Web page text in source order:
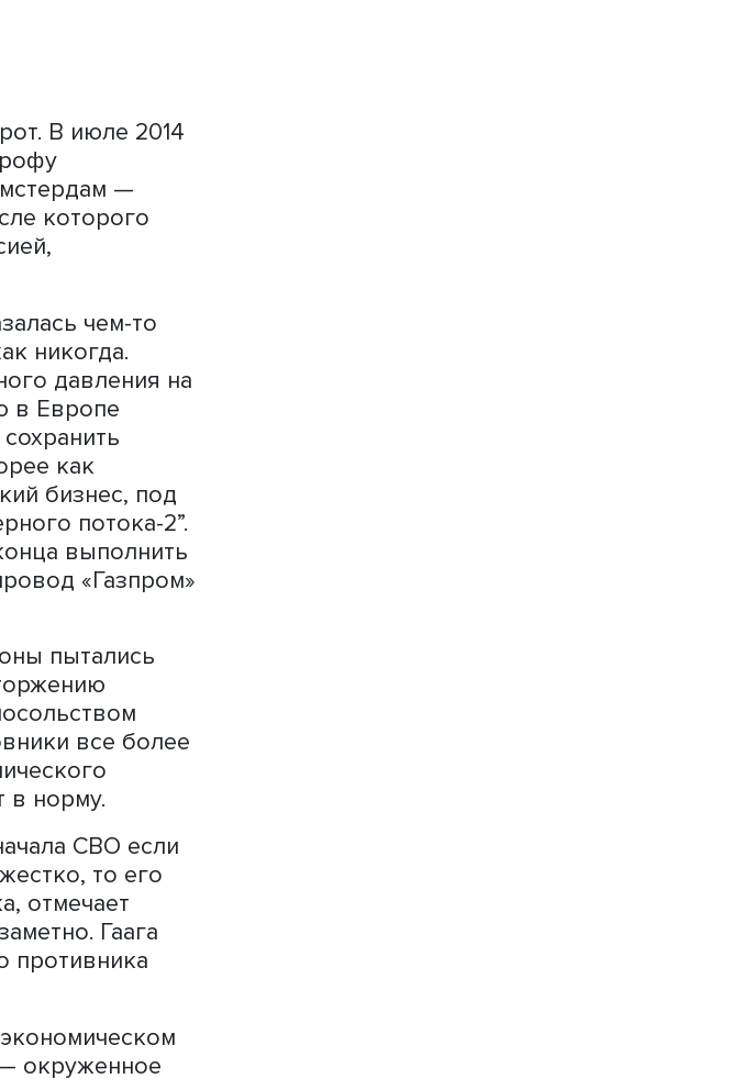
отсчета разрыва
году, отмечает
Крыма: многие
на Западе.
наоборот. В июле 2014
Амстердам —
после которого
с Россией,
оказалась чем-то
как никогда.
давления на
в Европе
сохранить
скорее как
бизнес, под
“Северного потока-2”.
до конца выполнить